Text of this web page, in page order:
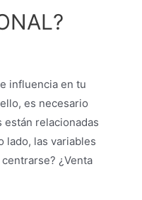
influencia en tu
es necesario
están relacionadas
lado, las variables
¿Venta